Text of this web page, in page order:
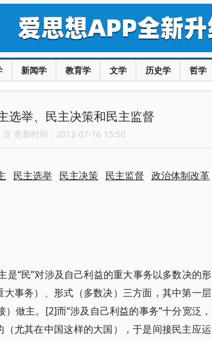
新闻学 教育学 文学 历史学 哲学
选举、民主决策和民主监督
更新时间：2012-07-16 15:50
民主选举 民主决策 民主监督 政治体制改革
“民”对涉及自己利益的重大事务以多数决的形
事务）、形式（多数决）三方面，其中第一层
做主。[2]而“涉及自己利益的事务”十分宽泛，
尤其在中国这样的大国），于是间接民主应运